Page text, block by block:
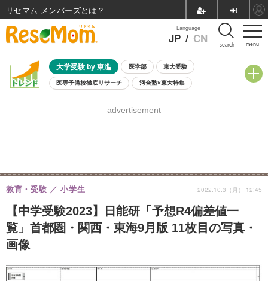
menu
Language
JP / CN search
大学受験 by 東進 医学部 東大受験
医専予備校徹底リサーチ 河合塾×東大特集
8月開催学校説明会・相談会
advertisement
【中学受験2023】日能研「予想R4偏差値一
覧」首都圏・関西・東海9月版 11枚目の写真・
画像
教育・受験 小学生 2022.10.3（月） 12:45
リセマム メンバーズ